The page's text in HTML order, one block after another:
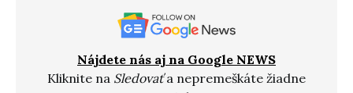
Nájdete nás aj na Google NEWS
Kliknite na Sledovaťa nepremeškáte žiadne